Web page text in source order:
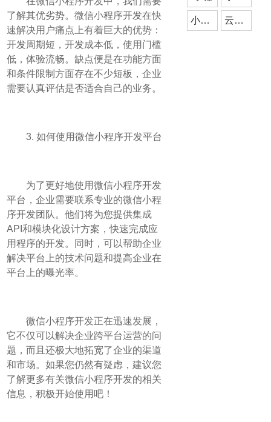
了解其优劣势。微信小程序开发在快
速解决用户痛点上有着巨大的优势：
开发周期短，开发成本低，使用门槛
低，体验流畅。缺点便是在功能方面
和条件限制方面存在不少短板，企业
需要认真评估是否适合自己的业务。
3. 如何使用微信小程序开发平台
为了更好地使用微信小程序开发
平台，企业需要联系专业的微信小程
序开发团队。他们将为您提供集成
API和模块化设计方案，快速完成应
用程序的开发。同时，可以帮助企业
解决平台上的技术问题和提高企业在
平台上的曝光率。
微信小程序开发正在迅速发展，
它不仅可以解决企业跨平台运营的问
题，而且还极大地拓宽了企业的渠道
和市场。如果您仍然有疑虑，建议您
了解更多有关微信小程序开发的相关
信息，积极开始使用吧！
小程序开发 云派网络